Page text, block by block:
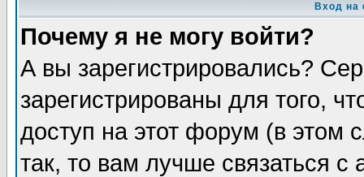
Вход на
Почему я не могу войти?
А вы зарегистрировались?
зарегистрированы для того,
доступ на этот форум (в этом
так, то вам лучше связаться